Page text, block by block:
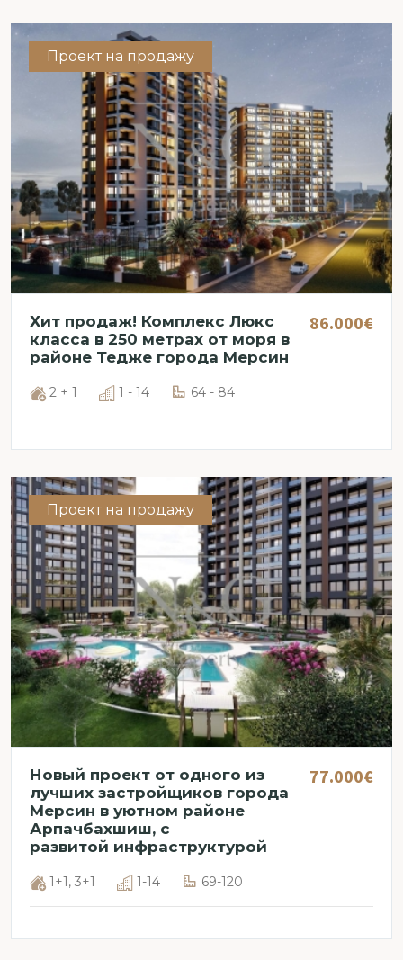
Проект на продажу
Хит продаж! Комплекс Люкс
класса в 250 метрах от моря в
районе Тедже города Мерсин
86.000€
2 + 1 1 - 14 64 - 84
Проект на продажу
Новый проект от одного из
лучших застройщиков города
Мерсин в уютном районе
Арпачбахшиш, с
развитой инфраструктурой
77.000€
1+1, 3+1 1-14 69-120